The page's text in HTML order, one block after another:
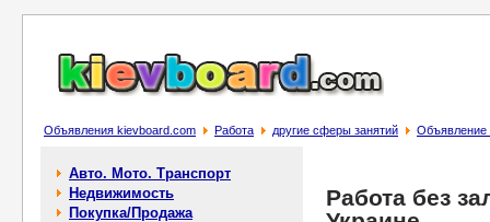
Объявления kievboard.com Работа другие сферы занятий Объявление
Авто. Мото. Транспорт
Недвижимость
Покупка/Продажа
Работа без